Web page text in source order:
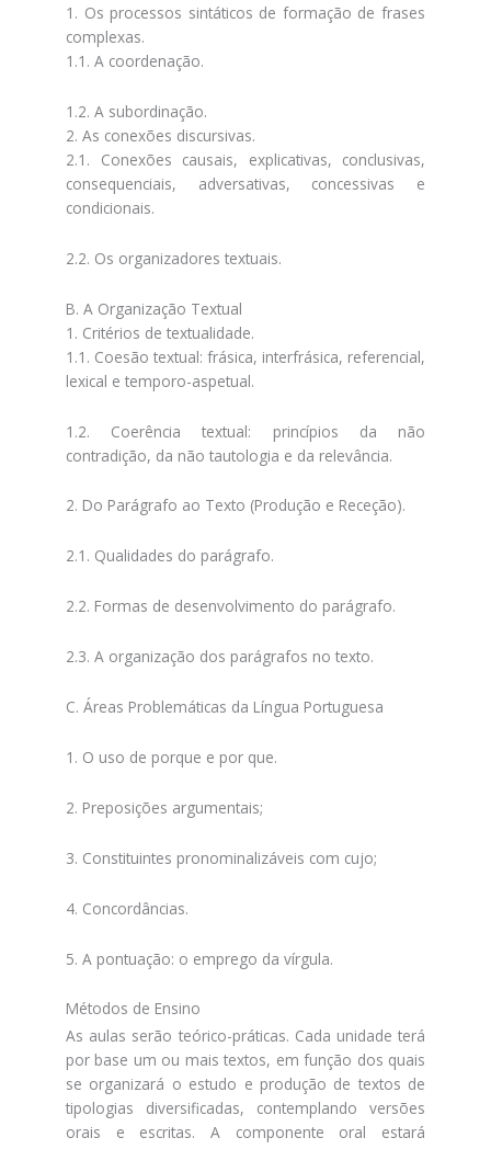
1. Os processos sintáticos de formação de frases
complexas.
1.1. A coordenação.
1.2. A subordinação.
2. As conexões discursivas.
2.1. Conexões causais, explicativas, conclusivas,
consequenciais, adversativas, concessivas e
condicionais.
2.2. Os organizadores textuais.
B. A Organização Textual
1. Critérios de textualidade.
1.1. Coesão textual: frásica, interfrásica, referencial,
lexical e temporo-aspetual.
1.2. Coerência textual: princípios da não
contradição, da não tautologia e da relevância.
2. Do Parágrafo ao Texto (Produção e Receção).
2.1. Qualidades do parágrafo.
2.2. Formas de desenvolvimento do parágrafo.
2.3. A organização dos parágrafos no texto.
C. Áreas Problemáticas da Língua Portuguesa
1. O uso de porque e por que.
2. Preposições argumentais;
3. Constituintes pronominalizáveis com cujo;
4. Concordâncias.
5. A pontuação: o emprego da vírgula.
Métodos de Ensino
As aulas serão teórico-práticas. Cada unidade terá
por base um ou mais textos, em função dos quais
se organizará o estudo e produção de textos de
tipologias diversificadas, contemplando versões
orais e escritas. A componente oral estará